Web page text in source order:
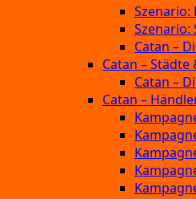
Szenario:
Szenario:
Catan –
Catan – Städte
Catan –
Catan –